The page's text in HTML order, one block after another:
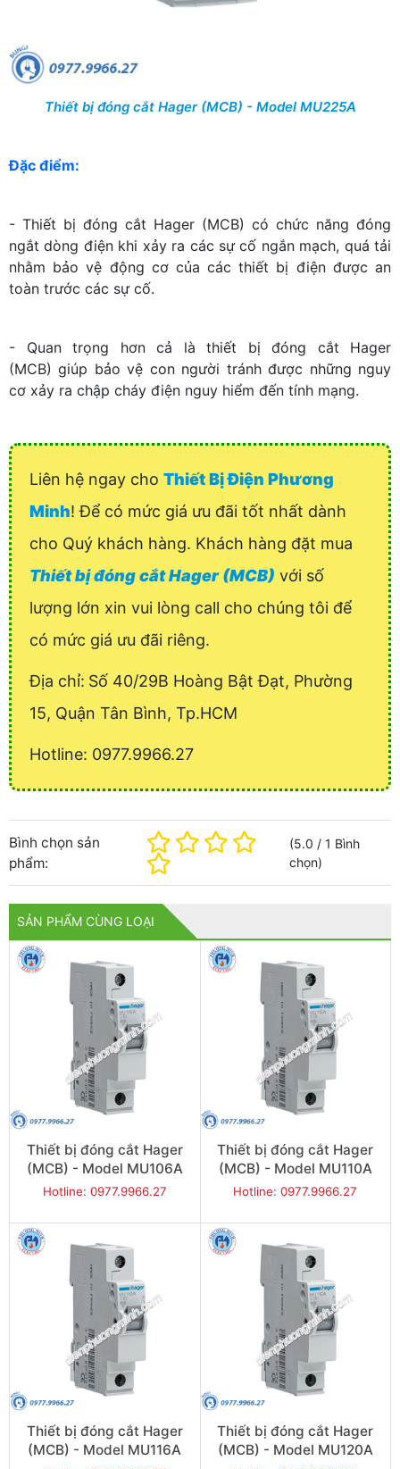
Thiết bị đóng cắt Hager (MCB) - Model MU225A
Đặc điểm:
- Thiết bị đóng cắt Hager (MCB) có chức năng đóng
ngắt dòng điện khi xảy ra các sự cố ngắn mạch, quá tải
nhằm bảo vệ động cơ của các thiết bị điện được an
toàn trước các sự cố.
- Quan trọng hơn cả là thiết bị đóng cắt Hager
(MCB) giúp bảo vệ con người tránh được những nguy
cơ xảy ra chập cháy điện nguy hiểm đến tính mạng.
Liên hệ ngay cho Thiết Bị Điện Phương
Minh! Để có mức giá ưu đãi tốt nhất dành
cho Quý khách hàng. Khách hàng đặt mua
Thiết bị đóng cắt Hager (MCB) với số
lượng lớn xin vui lòng call cho chúng tôi để
có mức giá ưu đãi riêng.
Địa chỉ: Số 40/29B Hoàng Bật Đạt, Phường
15, Quận Tân Bình, Tp.HCM
Hotline: 0977.9966.27
Bình chọn sản
phẩm:
(5.0 /1 Bình
chọn)
SẢN PHẨM CÙNG LOẠI
Thiết bị đóng cắt Hager
(MCB) - Model MU106A
Hotline: 0977.9966.27
Thiết bị đóng cắt Hager
(MCB) - Model MU110A
Hotline: 0977.9966.27
Thiết bị đóng cắt Hager
(MCB) - Model MU116A
Thiết bị đóng cắt Hager
(MCB) - Model MU120A